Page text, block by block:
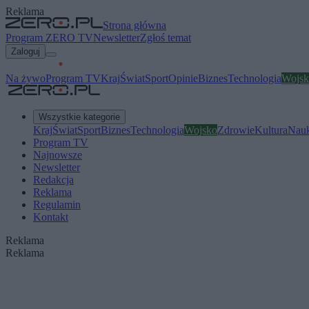
Reklama
Strona główna
Program ZERO TVNewsletterZgłoś temat
Zaloguj
Na żywoProgram TVKrajŚwiatSportOpinieBiznesTechnologia
Wszystkie kategorie
KrajŚwiatSportBiznesTechnologiaWojskoZdrowieKultura
Program TV
Najnowsze
Newsletter
Redakcja
Reklama
Regulamin
Kontakt
Reklama
Reklama